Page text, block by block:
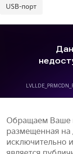
USB-порт
Обращаем Ваше
размещенная на
исключительно